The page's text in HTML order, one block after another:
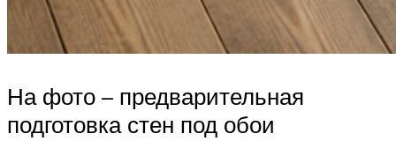
На фото – предварительная
подготовка стен под обои